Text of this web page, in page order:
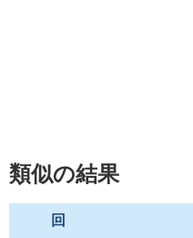
類似の結果
回